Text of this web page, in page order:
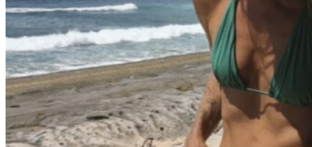
Список желаний (Wishlist)
0пунктов / 0₽
Меню